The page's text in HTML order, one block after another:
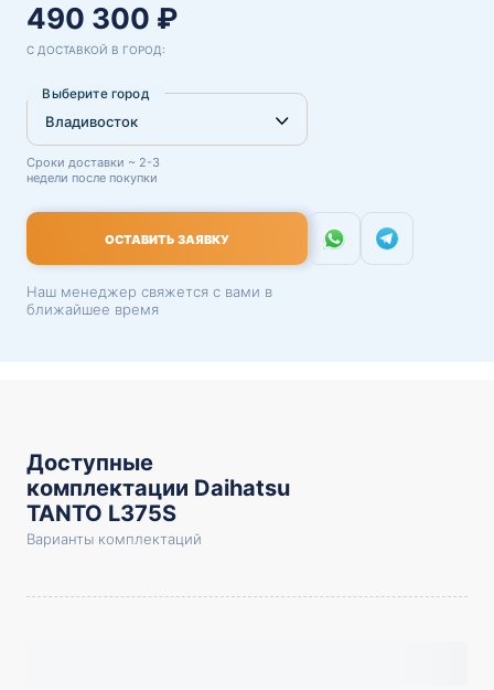
490 300 ₽
С ДОСТАВКОЙ В ГОРОД:
Выберите город
Сроки доставки ~ 2-3
недели после покупки
ОСТАВИТЬ ЗАЯВКУ
Наш менеджер свяжется с вами в
ближайшее время
Доступные
комплектации Daihatsu
TANTO L375S
Варианты комплектаций